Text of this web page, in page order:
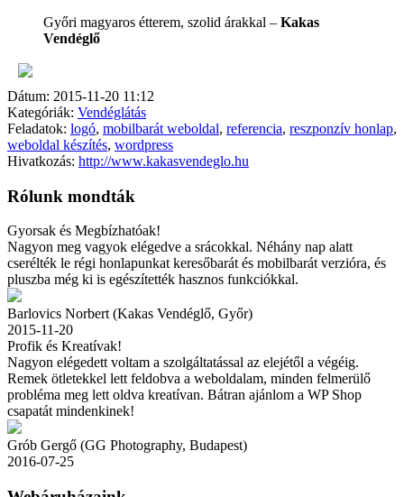
Győri magyaros étterem, szolid árakkal – Kakas
Vendéglő
Dátum: 2015-11-20 11:12
Kategóriák: Vendéglátás
Feladatok: logó, mobilbarát weboldal, referencia, reszponzív honlap,
weboldal készítés, wordpress
Hivatkozás: http://www.kakasvendeglo.hu
Rólunk mondták
Gyorsak és Megbízhatóak!
Nagyon meg vagyok elégedve a srácokkal. Néhány nap alatt
cserélték le régi honlapunkat keresőbarát és mobilbarát verzióra, és
pluszba még ki is egészítették hasznos funkciókkal.
Barlovics Norbert (Kakas Vendéglő, Győr)
2015-11-20
Profik és Kreatívak!
Nagyon elégedett voltam a szolgáltatással az elejétől a végéig.
Remek ötletekkel lett feldobva a weboldalam, minden felmerülő
probléma meg lett oldva kreatívan. Bátran ajánlom a WP Shop
csapatát mindenkinek!
Grób Gergő (GG Photography, Budapest)
2016-07-25